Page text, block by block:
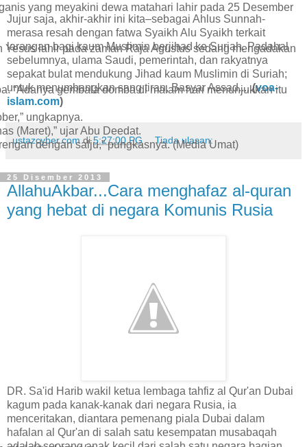
Jujur saja, akhir-akhir ini kita–sebagai Ahlus Sunnah-
merasa resah dengan fatwa Syaikh Alu Syaikh terkait
larangan bagi kaum Muslimin berjihad ke Suriah. Padahal
sebelumnya, ulama Saudi, pemerintah, dan rakyatnya
sepakat bulat mendukung Jihad kaum Muslimin di Suriah;
untuk menumbangkan sang tiran, Basyar Assad.....(voa-
islam.com)
ustazcyber.com di5:27:00 PG Tiada ulasan:
25 Disember 2013
AllahuAkbar...Cara menghafaz al-quran
yang hebat di negara Komunis Rusia
DR. Sa'id Harib wakil ketua lembaga tahfiz al Qur'an Dubai
kagum pada kanak-kanak dari negara Rusia, ia
menceritakan, diantara pemenang piala Dubai dalam
hafalan al Qur'an di salah satu kesempatan musabaqah
yang meyakini dewa matahari lahir pada 25 Desember
lahir pada zaman Raja Agustus sedang mengadakan
“Adanya gembala domba di malam hari menunjukkan itu
ungkapnya.
(Maret),” ujar Abu Deedat.
dengan salju,” pungkasnya. (Media Umat)